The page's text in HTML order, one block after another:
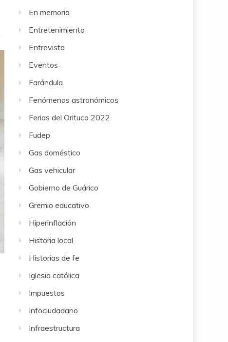
En memoria
Entretenimiento
Entrevista
Eventos
Farándula
Fenómenos astronómicos
Ferias del Orituco 2022
Fudep
Gas doméstico
Gas vehicular
Gobierno de Guárico
Gremio educativo
Hiperinflación
Historia local
Historias de fe
Iglesia católica
Impuestos
Infociudadano
Infraestructura